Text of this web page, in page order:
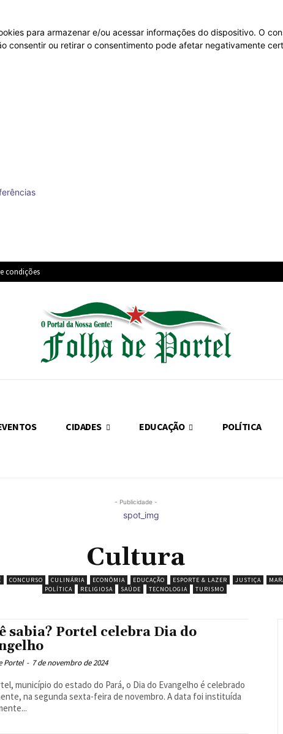
para armazenar e/ou acessar informações do dispositivo. O
consentir ou retirar o consentimento pode afetar negativamente
condições
CIDADES EDUCAÇÃO POLÍTICA
- Publicidade -
Cultura
CONCURSO CULINÁRIA ECONÔMIA EDUCAÇÃO ESPORTE & LAZER JUSTIÇA
POLÍTICA
RELIGIOSA SAÚDE TECNOLOGIA TURISMO
sabia? Portel celebra Dia do
Portel - 7 de novembro de 2024
município do estado do Pará, o Dia do Evangelho é celebrado
na segunda sexta-feira de novembro. A data foi instituída